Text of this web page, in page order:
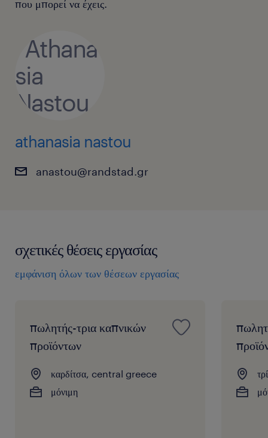
που μπορεί να έχεις.
athanasia nastou
anastou@randstad.gr
σχετικές θέσεις εργασίας
εμφάνιση όλων των θέσεων εργασίας
πωλητής-τρια καπνικών
προϊόντων
καρδίτσα, central greece
μόνιμη